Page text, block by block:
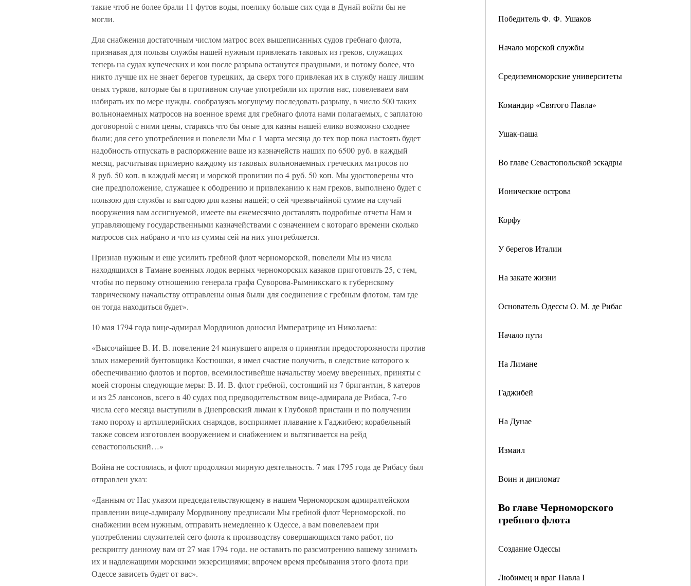
Победитель Ф. Ф. Ушаков
Начало морской службы
Средиземноморские университеты
Командир «Святого Павла»
Ушак-паша
Во главе Севастопольской эскадры
Ионические острова
Корфу
У берегов Италии
На закате жизни
Основатель Одессы О. М. де Рибас
Начало пути
На Лимане
Гаджибей
На Дунае
Измаил
Воин и дипломат
Во главе Черноморского
гребного флота
Создание Одессы
Любимец и враг Павла I
такие чтоб не более брали 11 футов воды, поелику больше сих суда в Дунай войти бы не
могли.
Для снабжения достаточным числом матрос всех вышеписанных судов гребнаго флота,
признавая для пользы службы нашей нужным привлекать таковых из греков, служащих
теперь на судах купеческих и кои после разрыва останутся праздными, и потому более, что
никто лучше их не знает берегов турецких, да сверх того привлекая их в службу нашу лишим
оных турков, которые бы в противном случае употребили их против нас, повелеваем вам
набирать их по мере нужды, сообразуясь могущему последовать разрыву, в число 500 таких
вольнонаемных матросов на военное время для гребнаго флота нами полагаемых, с заплатою
договорной с ними цены, стараясь что бы оные для казны нашей елико возможно сходнее
были; для сего употребления и повелели Мы с 1 марта месяца до тех пор пока настоять будет
надобность отпускать в распоряжение ваше из казначейств наших по 6500 руб. в каждый
месяц, расчитывая примерно каждому из таковых вольнонаемных греческих матросов по
8 руб. 50 коп. в каждый месяц и морской провизии по 4 руб. 50 коп. Мы удостоверены что
сие предположение, служащее к ободрению и привлеканию к нам греков, выполнено будет с
пользою для службы и выгодою для казны нашей; о сей чрезвычайной сумме на случай
вооружения вам ассигнуемой, имеете вы ежемесячно доставлять подробные отчеты Нам и
управляющему государственными казначействами с означением с котораго времени сколько
матросов сих набрано и что из суммы сей на них употребляется.
Признав нужным и еще усилить гребной флот черноморской, повелели Мы из числа
находящихся в Тамане военных лодок верных черноморских казаков приготовить 25, с тем,
чтобы по первому отношению генерала графа Суворова-Рымникскаго к губернскому
таврическому начальству отправлены оныя были для соединения с гребным флотом, там где
он тогда находиться будет».
10 мая 1794 года вице-адмирал Мордвинов доносил Императрице из Николаева:
«Высочайшее В. И. В. повеление 24 минувшего апреля о принятии предосторожности против
злых намерений бунтовщика Костюшки, я имел счастие получить, в следствие которого к
обеспечиванию флотов и портов, всемилостивейше начальству моему вверенных, приняты с
моей стороны следующие меры: В. И. В. флот гребной, состоящий из 7 бригантин, 8 катеров
и из 25 лансонов, всего в 40 судах под предводительством вице-адмирала де Рибаса, 7-го
числа сего месяца выступили в Днепровский лиман к Глубокой пристани и по получении
тамо пороху и артиллерийских снарядов, восприимет плавание к Гаджибею; корабельный
также совсем изготовлен вооружением и снабжением и вытягивается на рейд
севастопольский…»
Война не состоялась, и флот продолжил мирную деятельность. 7 мая 1795 года де Рибасу был
отправлен указ:
«Данным от Нас указом председательствующему в нашем Черноморском адмиралтейском
правлении вице-адмиралу Мордвинову предписали Мы гребной флот Черноморской, по
снабжении всем нужным, отправить немедленно к Одессе, а вам повелеваем при
употреблении служителей сего флота к производству совершающихся тамо работ, по
рескрипту данному вам от 27 мая 1794 года, не оставить по разсмотрению вашему занимать
их и надлежащими морскими экзерсициями; впрочем время пребывания этого флота при
Одессе зависеть будет от вас».